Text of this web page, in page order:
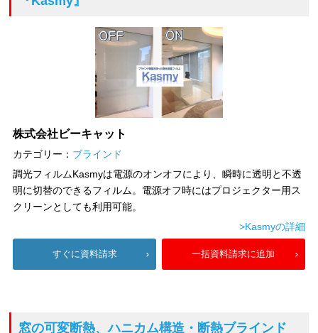
株式会社ビーキャット
カテゴリー： ブラインド
調光フィルムKasmyは電源のオンオフにより、瞬時に透明と不透
明に切替のできるフィルム。電源オフ時にはプロジェクター用ス
クリーンとしても利用可能。
>Kasmyの詳細
すぐに資料請求 一括資料請求に追加
窓の可変断熱、ハニカム構造・断熱ブラインド